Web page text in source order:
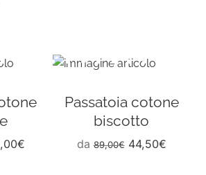
€
Passatoia cotone
biscotto
da89,00€ 44,50€